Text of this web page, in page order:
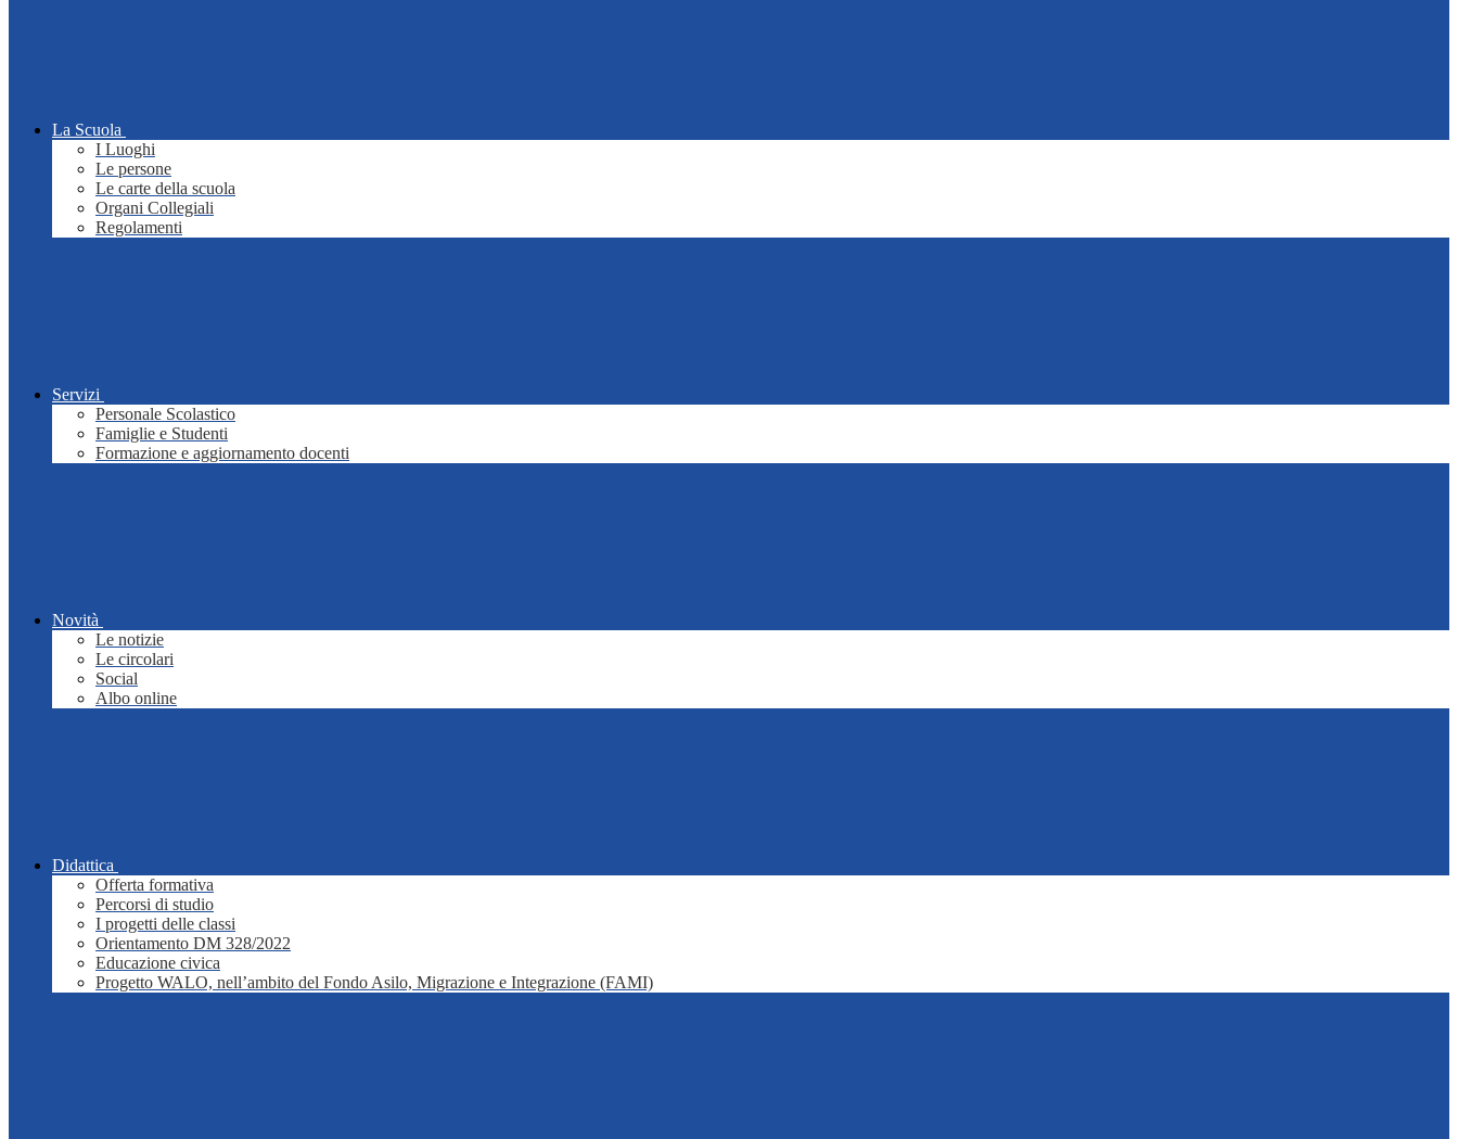
La Scuola
I Luoghi
Le persone
Le carte della scuola
Organi Collegiali
Regolamenti
Servizi
Personale Scolastico
Famiglie e Studenti
Formazione e aggiornamento docenti
Novità
Le notizie
Le circolari
Social
Albo online
Didattica
Offerta formativa
Percorsi di studio
I progetti delle classi
Orientamento DM 328/2022
Educazione civica
Progetto WALO, nell’ambito del Fondo Asilo, Migrazione e Integrazione (FAMI)